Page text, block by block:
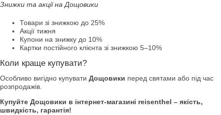
Знижки та акції на Дощовики
Товари зі знижкою до 25%
Акції тижня
Купони на знижку до 10%
Картки постійного клієнта зі знижкою 5–10%
Коли краще купувати?
Особливо вигідно купувати Дощовики перед святами або під час
розпродажів.
Купуйте Дощовики в інтернет-магазині reisenthel – якість,
швидкість, гарантія!